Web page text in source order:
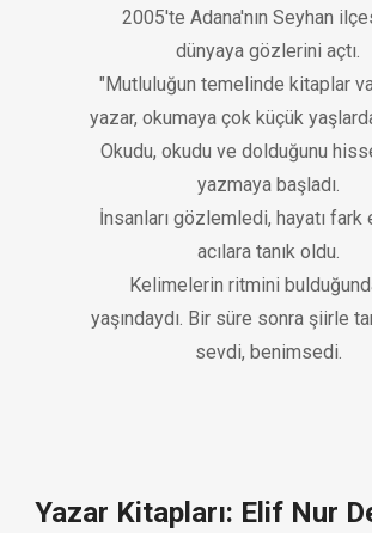
2005'te Adana'nın Seyhan
dünyaya gözlerini açtı.
"Mutluluğun temelinde kitaplar
yazar, okumaya çok küçük
Okudu, okudu ve dolduğunu
yazmaya başladı.
İnsanları gözlemledi, hayatı fark
acılara tanık oldu.
Kelimelerin ritmini
yaşındaydı. Bir süre sonra şiirle
sevdi, benimsedi.
Yazar Kitapları: Elif Nur